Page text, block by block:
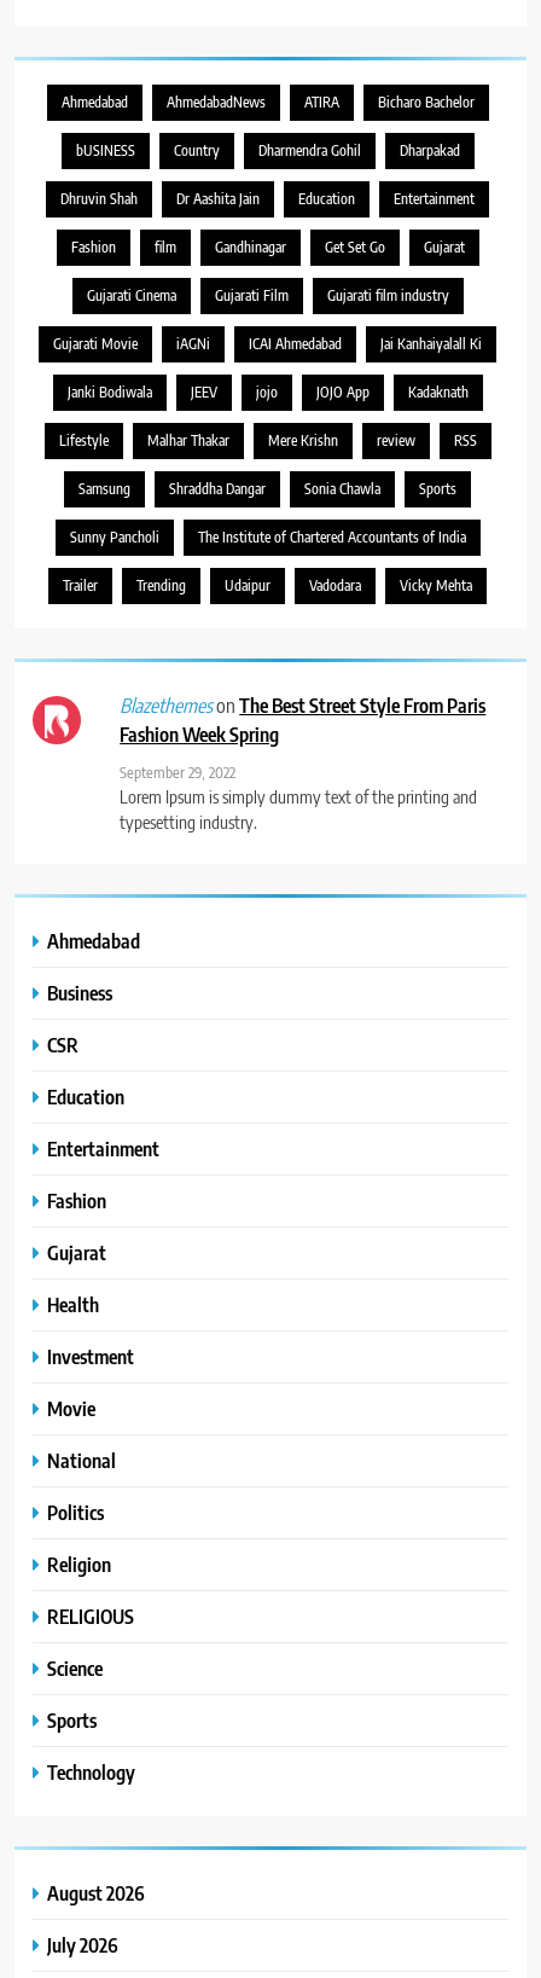
Ahmedabad AhmedabadNews ATIRA Bicharo Bachelor
bUSINESS Country Dharmendra Gohil Dharpakad
Dhruvin Shah Dr Aashita Jain Education Entertainment
Fashion film Gandhinagar Get Set Go Gujarat
Gujarati Cinema Gujarati Film Gujarati film industry
Gujarati Movie iAGNi ICAI Ahmedabad Jai Kanhaiyalall Ki
Janki Bodiwala JEEV jojo JOJO App Kadaknath
Lifestyle Malhar Thakar Mere Krishn review RSS
Samsung Shraddha Dangar Sonia Chawla Sports
Sunny Pancholi The Institute of Chartered Accountants of India
Trailer Trending Udaipur Vadodara Vicky Mehta
BlazethemesonThe Best Street Style From Paris
Fashion Week Spring
September 29, 2022
Lorem Ipsum is simply dummy text of the printing and
typesetting industry.
Ahmedabad
Business
CSR
Education
Entertainment
Fashion
Gujarat
Health
Investment
Movie
National
Politics
Religion
RELIGIOUS
Science
Sports
Technology
August 2026
July 2026